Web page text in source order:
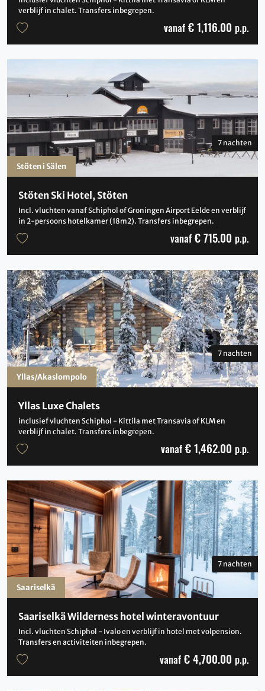
verblijf in chalet. Transfers inbegrepen.
vanaf € 1,116.00 p.p.
Stöten Ski Hotel, Stöten
Incl. vluchten vanaf Schiphol of Groningen Airport Eelde en verblijf
in 2-persoons hotelkamer (18m2). Transfers inbegrepen.
7 nachten
vanaf € 715.00 p.p.
Stöten i Sälen
Yllas Luxe Chalets
inclusief vluchten Schiphol - Kittila met Transavia of KLM en
verblijf in chalet. Transfers inbegrepen.
7 nachten
vanaf € 1,462.00 p.p.
Yllas/Akaslompolo
Saariselkä Wilderness hotel winteravontuur
Incl. vluchten Schiphol - Ivalo en verblijf in hotel met volpension.
Transfers en activiteiten inbegrepen.
7 nachten
vanaf € 4,700.00 p.p.
Saariselkä